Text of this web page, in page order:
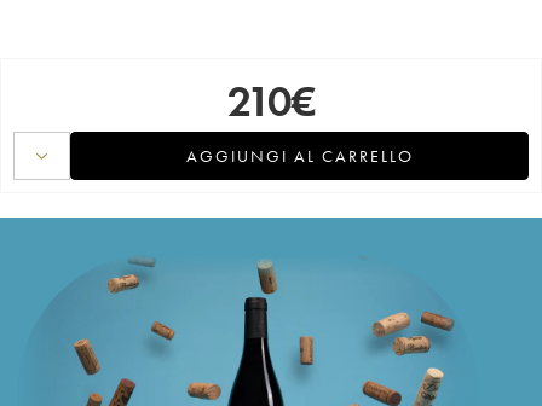
210€
AGGIUNGI AL CARRELLO